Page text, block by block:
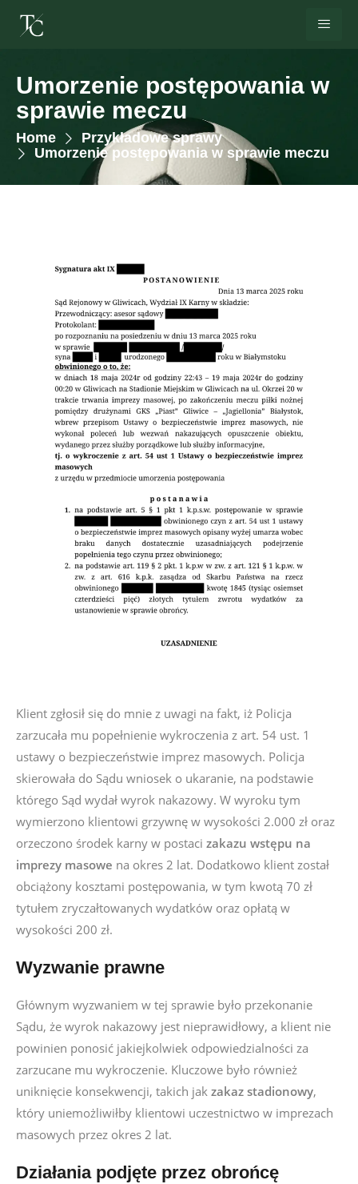
Umorzenie postępowania w
sprawie meczu
Home
Przykładowe sprawy
Umorzenie postępowania w sprawie meczu
Klient zgłosił się do mnie z uwagi na fakt, iż Policja
zarzucała mu popełnienie wykroczenia z art. 54 ust. 1
ustawy o bezpieczeństwie imprez masowych. Policja
skierowała do Sądu wniosek o ukaranie, na podstawie
którego Sąd wydał wyrok nakazowy. W wyroku tym
wymierzono klientowi grzywnę w wysokości 2.000 zł oraz
orzeczono środek karny w postaci zakazu wstępu na
imprezy masowe na okres 2 lat. Dodatkowo klient został
obciążony kosztami postępowania, w tym kwotą 70 zł
tytułem zryczałtowanych wydatków oraz opłatą w
wysokości 200 zł.
Wyzwanie prawne
Głównym wyzwaniem w tej sprawie było przekonanie
Sądu, że wyrok nakazowy jest nieprawidłowy, a klient nie
powinien ponosić jakiejkolwiek odpowiedzialności za
zarzucane mu wykroczenie. Kluczowe było również
uniknięcie konsekwencji, takich jak zakaz stadionowy,
który uniemożliwiłby klientowi uczestnictwo w imprezach
masowych przez okres 2 lat.
Działania podjęte przez obrońcę